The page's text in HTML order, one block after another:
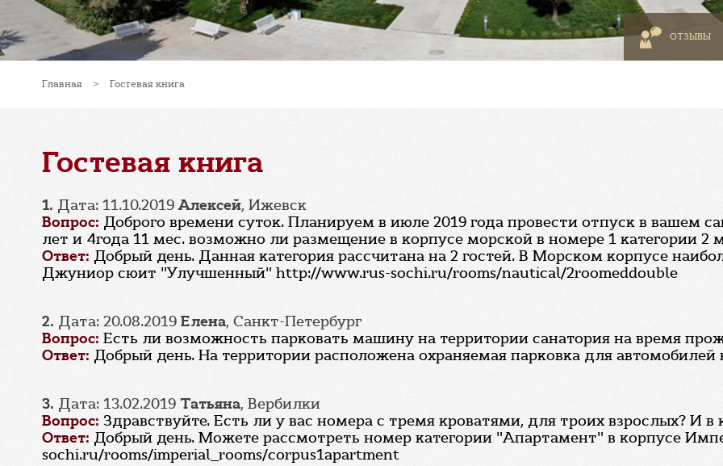
ОТЗЫВЫ
Главная > Гостевая книга
Гостевая книга
1. Дата: 11.10.2019Алексей, Ижевск
Вопрос: Доброго времени суток. Планируем в июле 2019 года провести отпуск в вашем
лет и 4года 11 мес. возможно ли размещение в корпусе морской в номере 1 категории
Ответ: Добрый день. Данная категория рассчитана на 2 гостей. В Морском корпусе
Джуниор сюит "Улучшенный" http://www.rus-sochi.ru/rooms/nautical/2roomeddouble
2. Дата: 20.08.2019 Елена, Санкт-Петербург
Вопрос: Есть ли возможность парковать машину на территории санатория на время
Ответ: Добрый день. На территории расположена охраняемая парковка для автомобилей
3. Дата: 13.02.2019 Татьяна, Вербилки
Вопрос: Здравствуйте. Есть ли у вас номера с тремя кроватями, для троих взрослых? И в
Ответ: Добрый день. Можете рассмотреть номер категории "Апартамент" в корпусе
sochi.ru/rooms/imperial_rooms/corpus1apartment